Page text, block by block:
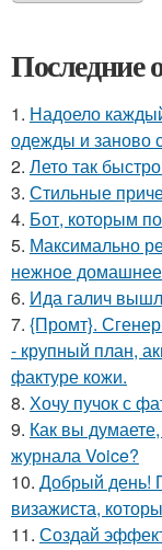
Последние
1. Надоело
одежды и заново
2. Лето так
3. Стильные
4. Бот, которым
5. Максимально
нежное домашнее
6. Ида галич
7. {Промт}.
- крупный план,
фактуре кожи.
8. Хочу пучок с
9. Как вы
журнала Voice?
10. Добрый день!
визажиста,
11. Создай